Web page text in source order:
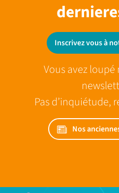
Inscrivez vous à
Vous avez
Pas d’inquiétude,
Nos